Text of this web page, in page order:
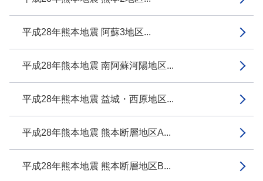
平成28年熊本地震 阿蘇3地区...
平成28年熊本地震 南阿蘇河陽地区...
平成28年熊本地震 益城・西原地区...
平成28年熊本地震 熊本断層地区A...
平成28年熊本地震 熊本断層地区B...